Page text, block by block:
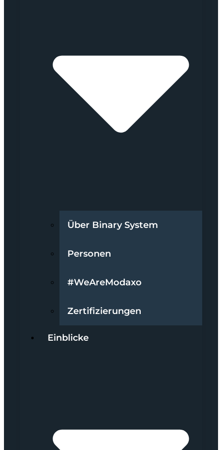
Über Binary System
Personen
#WeAreModaxo
Zertifizierungen
Einblicke